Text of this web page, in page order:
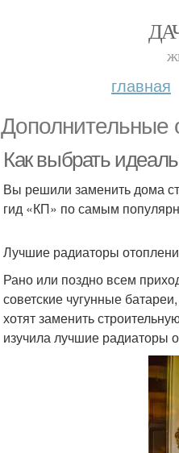
главная
Дополнительные
Как выбрать
Вы решили заменить дома
гид «КП» по самым
Лучшие радиаторы
Рано или поздно всем
советские чугунные
хотят заменить
изучила лучшие радиаторы